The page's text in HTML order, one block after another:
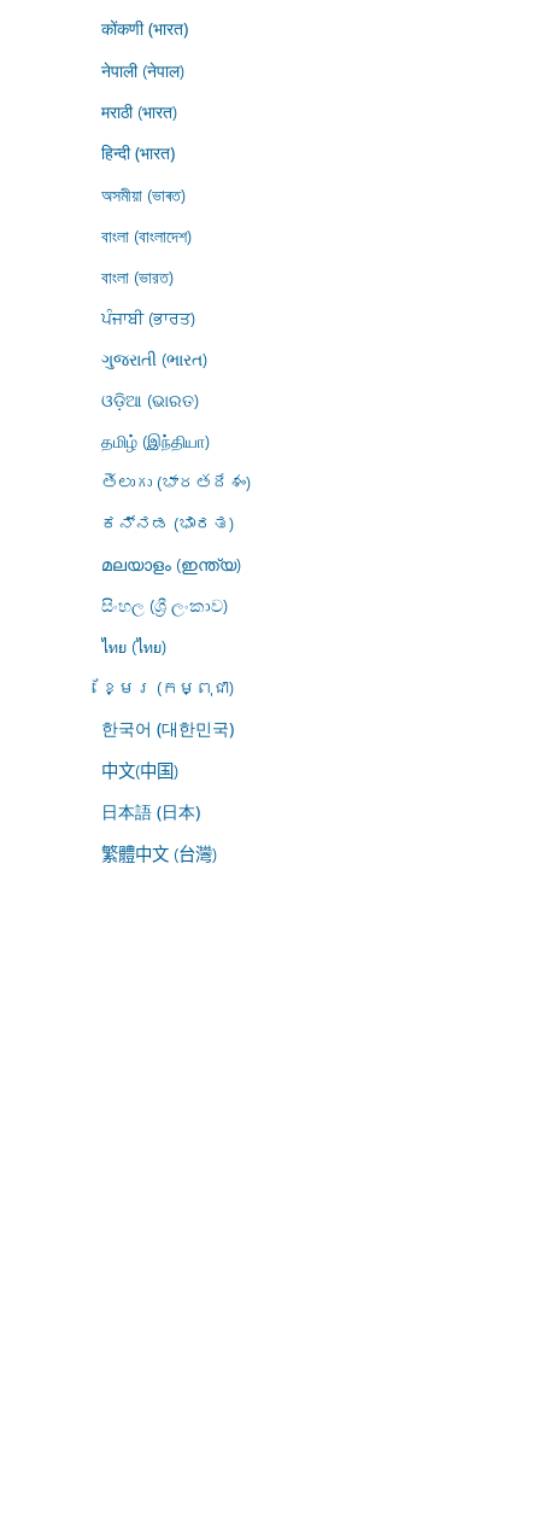
कोंकणी (भारत)
नेपाली (नेपाल)
मराठी (भारत)
हिन्दी (भारत)
অসমীয়া (ভাৰত)
বাংলা (বাংলাদেশ)
বাংলা (ভারত)
ਪੰਜਾਬੀ (ਭਾਰਤ)
ગુજરાતી (ભારત)
ଓଡ଼ିଆ (ଭାରତ)
தமிழ் (இந்தியா)
తెలుగు (భారతదేశం)
ಕನ್ನಡ (ಭಾರತ)
മലയാളം (ഇന്ത്യ)
සිංහල (ශ්‍රී ලංකාව)
ไทย (ไทย)
ខ្មែរ (កម្ពុជា)
한국어 (대한민국)
中文(中国)
日本語 (日本)
繁體中文 (台灣)